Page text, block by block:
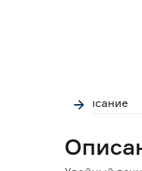
Описание